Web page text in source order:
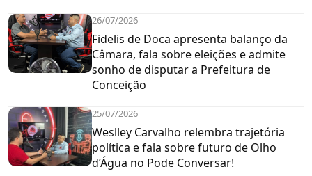
26/07/2026
Fidelis de Doca apresenta balanço da
Câmara, fala sobre eleições e admite
sonho de disputar a Prefeitura de
Conceição
25/07/2026
Weslley Carvalho relembra trajetória
política e fala sobre futuro de Olho
d’Água no Pode Conversar!